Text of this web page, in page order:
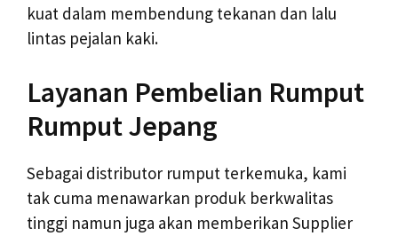
kuat dalam membendung tekanan dan lalu
lintas pejalan kaki.
Layanan Pembelian Rumput
Rumput Jepang
Sebagai distributor rumput terkemuka, kami
tak cuma menawarkan produk berkwalitas
tinggi namun juga akan memberikan Supplier